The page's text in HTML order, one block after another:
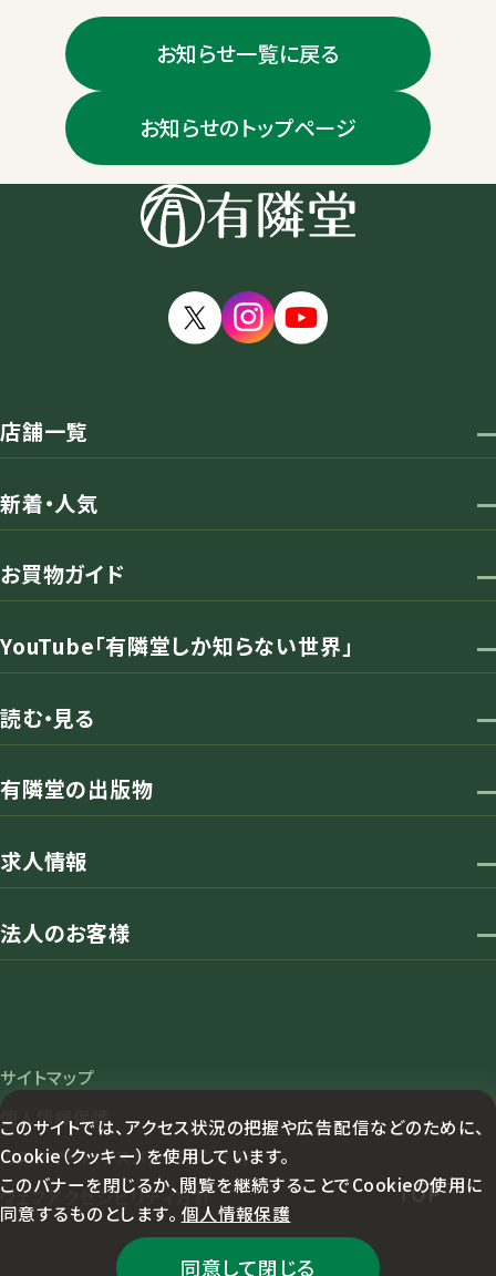
このサイトでは、アクセス状況の把握や広告配信などのために、
Cookie（クッキー）を使用しています。
このバナーを閉じるか、閲覧を継続することでCookieの使用に
同意するものとします。 個人情報保護
同意して閉じる
お知らせ一覧に戻る
お知らせのトップページ
店舗一覧
新着・人気
お買物ガイド
YouTube「有隣堂しか知らない世界」
読む・見る
有隣堂の出版物
求人情報
法人のお客様
サイトマップ
個人情報保護
カスタマーハラスメント対応方針
ウェブアクセシビリティ方針
TOP